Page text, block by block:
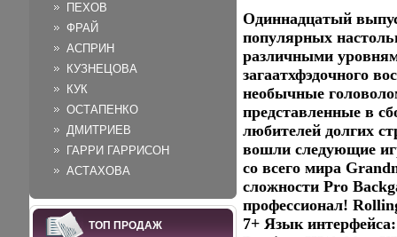
ПЕХОВ
ФРАЙ
АСПРИН
КУЗНЕЦОВА
КУК
ОСТАПЕНКО
ДМИТРИЕВ
ГАРРИ ГАРРИСОН
АСТАХОВА
ТОП ПРОДАЖ
Одиннадцатый
популярных
различными
загаатхфэдочного
необычные
представленные в
любителей долгих
вошли следующие
со всего мира
сложности Pro
профессионал!
7+ Язык